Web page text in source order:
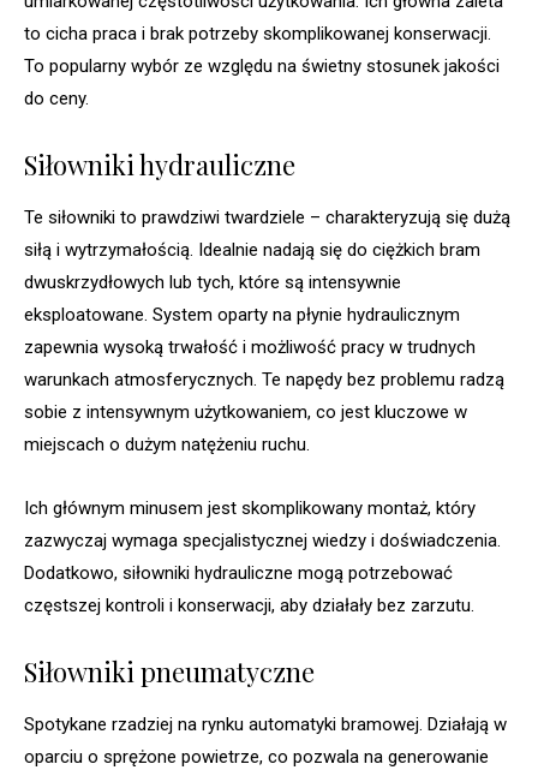
to cicha praca i brak potrzeby skomplikowanej konserwacji.
To popularny wybór ze względu na świetny stosunek jakości
do ceny.
Siłowniki hydrauliczne
Te siłowniki to prawdziwi twardziele – charakteryzują się dużą
siłą i wytrzymałością. Idealnie nadają się do ciężkich bram
dwuskrzydłowych lub tych, które są intensywnie
eksploatowane. System oparty na płynie hydraulicznym
zapewnia wysoką trwałość i możliwość pracy w trudnych
warunkach atmosferycznych. Te napędy bez problemu radzą
sobie z intensywnym użytkowaniem, co jest kluczowe w
miejscach o dużym natężeniu ruchu.
Ich głównym minusem jest skomplikowany montaż, który
zazwyczaj wymaga specjalistycznej wiedzy i doświadczenia.
Dodatkowo, siłowniki hydrauliczne mogą potrzebować
częstszej kontroli i konserwacji, aby działały bez zarzutu.
Siłowniki pneumatyczne
Spotykane rzadziej na rynku automatyki bramowej. Działają w
oparciu o sprężone powietrze, co pozwala na generowanie